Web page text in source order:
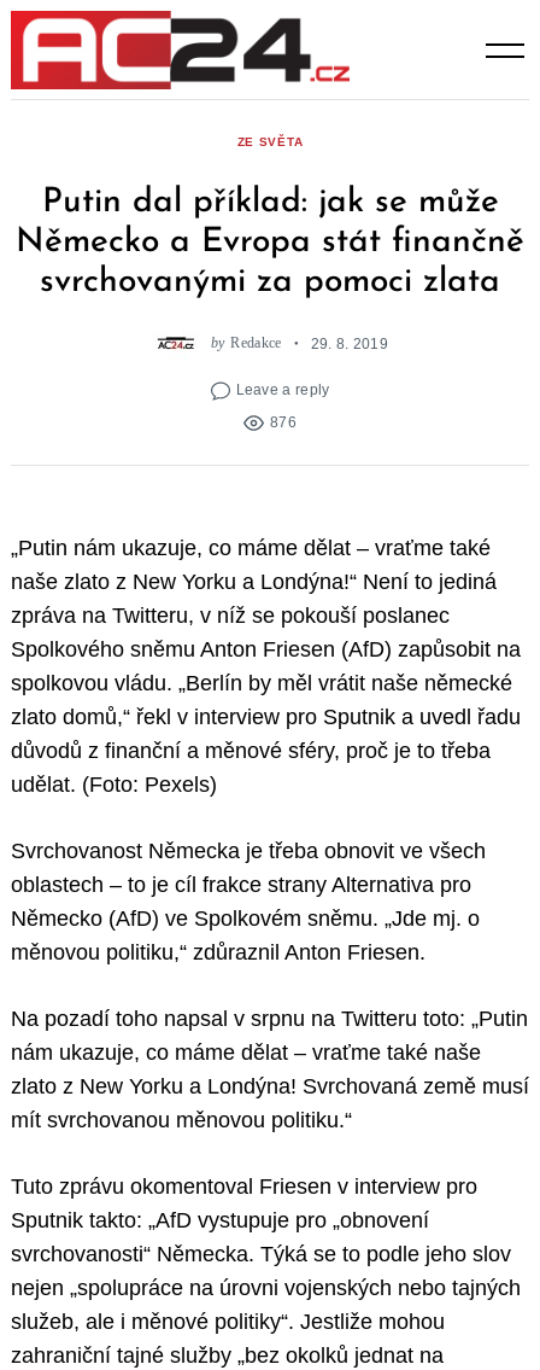
Skip
content
ZE SVĚTA
Putin dal příklad: jak se může
Německo a Evropa stát finančně
svrchovanými za pomoci zlata
by Redakce 29. 8. 2019
Leave a reply
876
„Putin nám ukazuje, co máme dělat – vraťme také
naše zlato z New Yorku a Londýna!“ Není to jediná
zpráva na Twitteru, v níž se pokouší poslanec
Spolkového sněmu Anton Friesen (AfD) zapůsobit na
spolkovou vládu. „Berlín by měl vrátit naše německé
zlato domů,“ řekl v interview pro Sputnik a uvedl řadu
důvodů z finanční a měnové sféry, proč je to třeba
udělat. (Foto: Pexels)
Svrchovanost Německa je třeba obnovit ve všech
oblastech – to je cíl frakce strany Alternativa pro
Německo (AfD) ve Spolkovém sněmu. „Jde mj. o
měnovou politiku,“ zdůraznil Anton Friesen.
Na pozadí toho napsal v srpnu na Twitteru toto: „Putin
nám ukazuje, co máme dělat – vraťme také naše
zlato z New Yorku a Londýna! Svrchovaná země musí
mít svrchovanou měnovou politiku.“
Tuto zprávu okomentoval Friesen v interview pro
Sputnik takto: „AfD vystupuje pro „obnovení
svrchovanosti“ Německa. Týká se to podle jeho slov
nejen „spolupráce na úrovni vojenských nebo tajných
služeb, ale i měnové politiky“. Jestliže mohou
zahraniční tajné služby „bez okolků jednat na